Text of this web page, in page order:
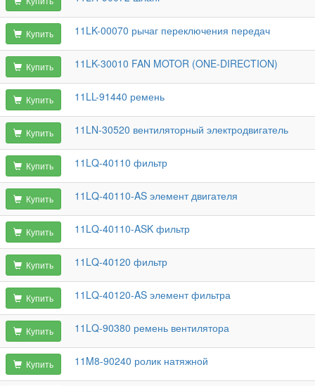
Купить 11LK-00070 рычаг переключения передач
Купить 11LK-30010 FAN MOTOR (ONE-DIRECTION)
Купить 11LL-91440 ремень
Купить 11LN-30520 вентиляторный электродвигатель
Купить 11LQ-40110 фильтр
Купить 11LQ-40110-AS элемент двигателя
Купить 11LQ-40110-ASK фильтр
Купить 11LQ-40120 фильтр
Купить 11LQ-40120-AS элемент фильтра
Купить 11LQ-90380 ремень вентилятора
Купить 11M8-90240 ролик натяжной